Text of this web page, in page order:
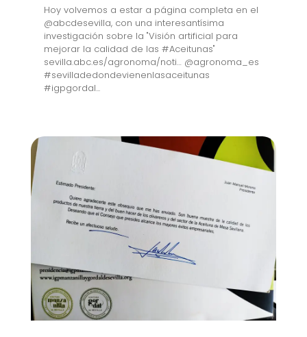
Hoy volvemos a estar a página completa en el
@abcdesevilla, con una interesantísima
investigación sobre la "Visión artificial para
mejorar la calidad de las #Aceitunas"
sevilla.abc.es/agronoma/noti… @agronoma_es
#sevilladedondevienenlasaceitunas
#igpgordal...